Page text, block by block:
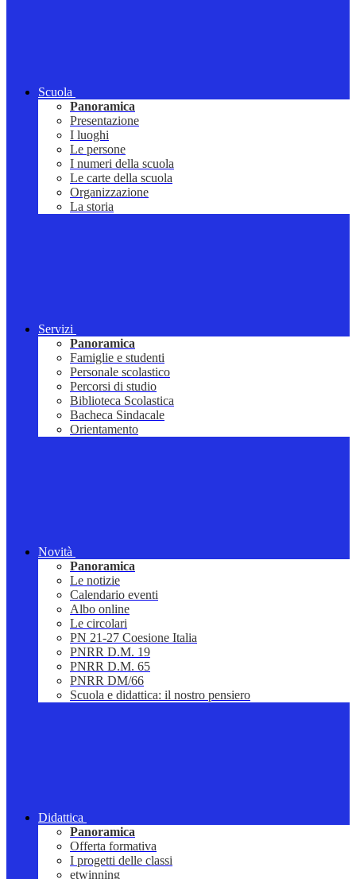
Scuola
Panoramica
Presentazione
I luoghi
Le persone
I numeri della scuola
Le carte della scuola
Organizzazione
La storia
Servizi
Panoramica
Famiglie e studenti
Personale scolastico
Percorsi di studio
Biblioteca Scolastica
Bacheca Sindacale
Orientamento
Novità
Panoramica
Le notizie
Calendario eventi
Albo online
Le circolari
PN 21-27 Coesione Italia
PNRR D.M. 19
PNRR D.M. 65
PNRR DM/66
Scuola e didattica: il nostro pensiero
Didattica
Panoramica
Offerta formativa
I progetti delle classi
etwinning